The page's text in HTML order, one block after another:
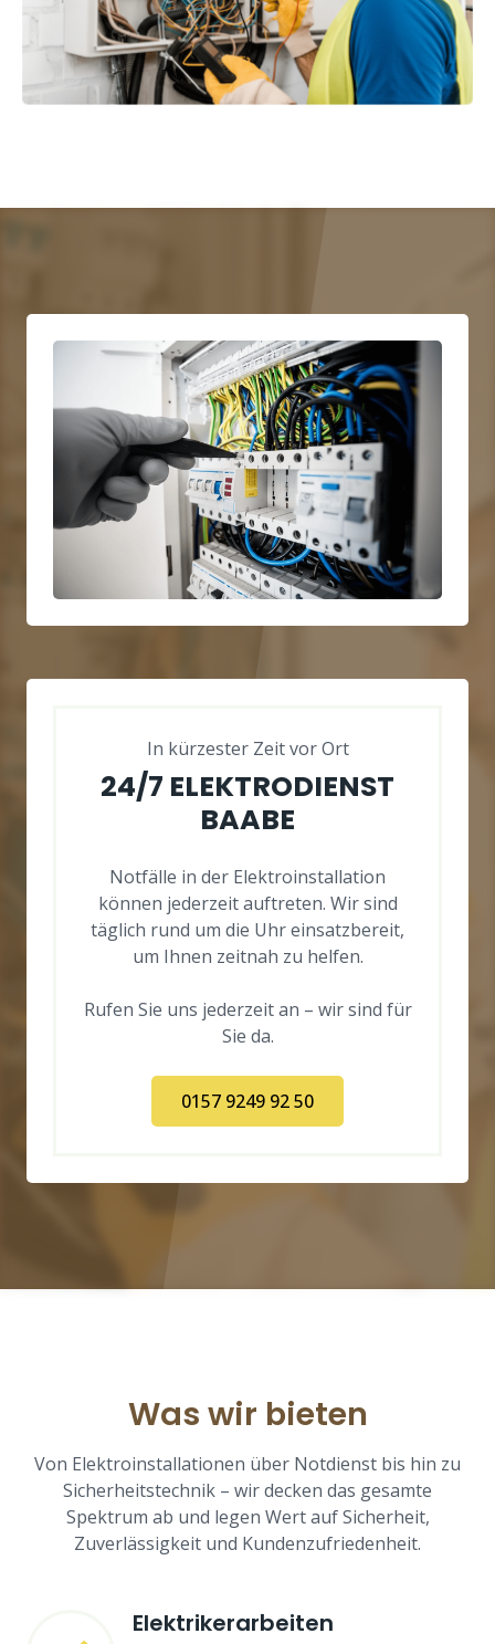
In kürzester Zeit vor Ort
24/7 ELEKTRODIENST
BAABE
Notfälle in der Elektroinstallation
können jederzeit auftreten. Wir sind
täglich rund um die Uhr einsatzbereit,
um Ihnen zeitnah zu helfen.
Rufen Sie uns jederzeit an – wir sind für
Sie da.
0157 9249 92 50
Was wir bieten
Von Elektroinstallationen über Notdienst bis hin zu
Sicherheitstechnik – wir decken das gesamte
Spektrum ab und legen Wert auf Sicherheit,
Zuverlässigkeit und Kundenzufriedenheit.
Elektrikerarbeiten